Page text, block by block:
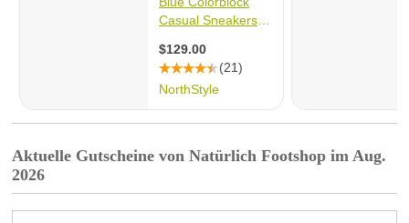
Aktuelle Gutscheine von Natürlich Footshop im Aug.
2026